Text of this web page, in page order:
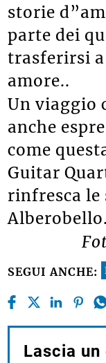
storie
parte dei
trasferirsi
amore..
Un viaggio
anche
come
Guitar
rinfresca
SEGUI ANCHE:
Lascia